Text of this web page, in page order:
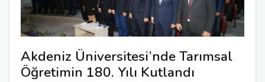
Akdeniz Üniversitesi’nde Tarımsal
Öğretimin 180. Yılı Kutlandı